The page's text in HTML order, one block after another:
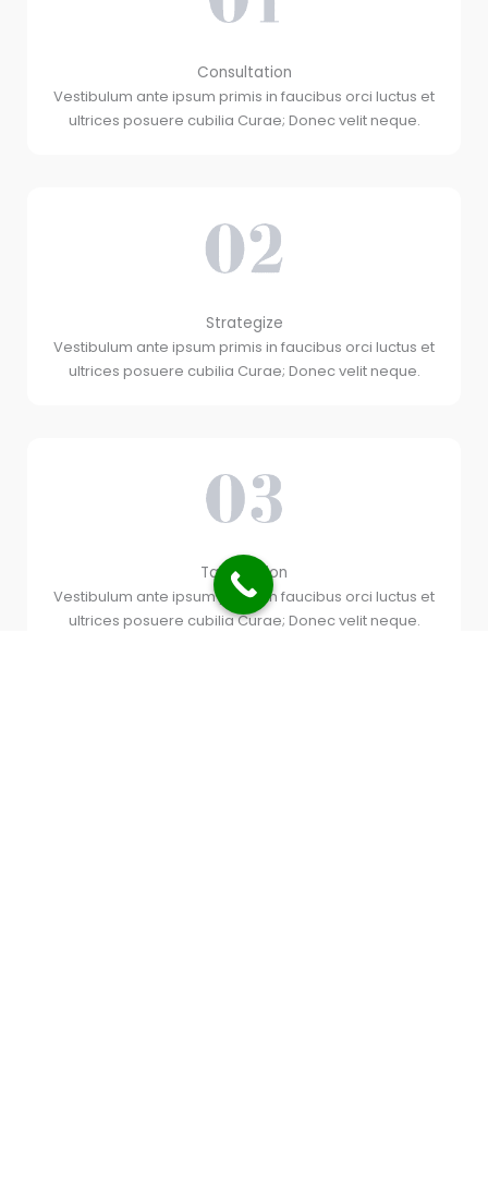
Consultation
Vestibulum ante ipsum primis in faucibus orci luctus et
ultrices posuere cubilia Curae; Donec velit neque.
Strategize
Vestibulum ante ipsum primis in faucibus orci luctus et
ultrices posuere cubilia Curae; Donec velit neque.
Take Action
Vestibulum ante ipsum primis in faucibus orci luctus et
ultrices posuere cubilia Curae; Donec velit neque.